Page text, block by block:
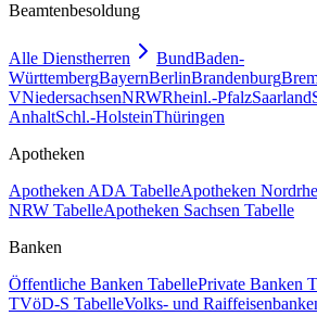
Beamtenbesoldung
Alle Dienstherren BundBaden-
WürttembergBayernBerlinBrandenburg
VNiedersachsenNRWRheinl.-PfalzSaarland
AnhaltSchl.-HolsteinThüringen
Apotheken
Apotheken ADA TabelleApotheken
NRW TabelleApotheken Sachsen Tabelle
Banken
Öffentliche Banken TabellePrivate Banken
TVöD-S TabelleVolks- und